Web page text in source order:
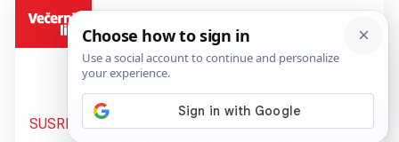
SUSRET U BANJOJ LUCI